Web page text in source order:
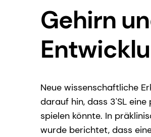
Gehirn
Neue wissenschaftliche
darauf hin, dass 3'SL
spielen könnte. In
wurde berichtet, dass